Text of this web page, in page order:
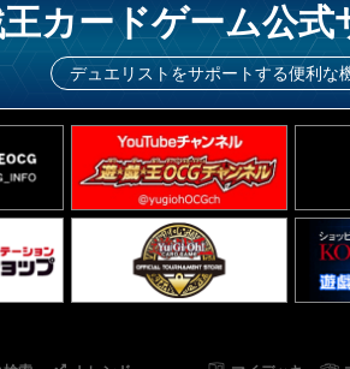
カードゲーム公式
デュエリストをサポートする便利な